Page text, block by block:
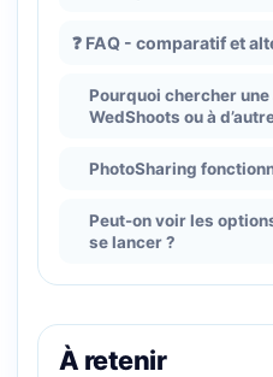
❓ FAQ - comparatif et
Pourquoi chercher
WedShoots ou à
PhotoSharing
Peut-on voir les
se lancer ?
À retenir